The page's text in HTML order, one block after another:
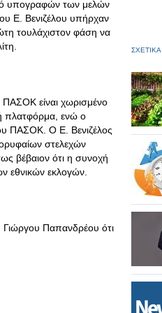
υπογραφών των μελών
Ε. Βενιζέλου υπήρχαν
τουλάχιστον φάση να
ΠΑΣΟΚ είναι χωρισμένο
πλατφόρμα, ενώ ο
ΠΑΣΟΚ. Ο Ε. Βενιζέλος
στελεχών
βέβαιον ότι η συνοχή
εθνικών εκλογών.
Παπανδρέου ότι